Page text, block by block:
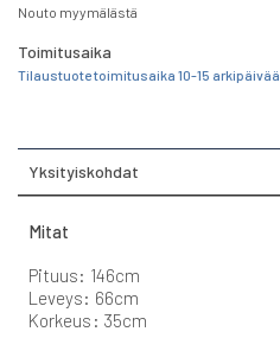
Nouto myymälästä
Toimitusaika
Tilaustuote toimitusaika 10-15 arkipäivää
Yksityiskohdat
Mitat
Pituus: 146cm
Leveys: 66cm
Korkeus: 35cm